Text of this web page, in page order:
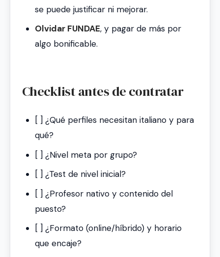
se puede justificar ni mejorar.
Olvidar FUNDAE, y pagar de más por
algo bonificable.
Checklist antes de contratar
[ ] ¿Qué perfiles necesitan italiano y para
qué?
[ ] ¿Nivel meta por grupo?
[ ] ¿Test de nivel inicial?
[ ] ¿Profesor nativo y contenido del
puesto?
[ ] ¿Formato (online/híbrido) y horario
que encaje?